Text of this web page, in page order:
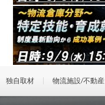
独自取材 物流施設/不動産